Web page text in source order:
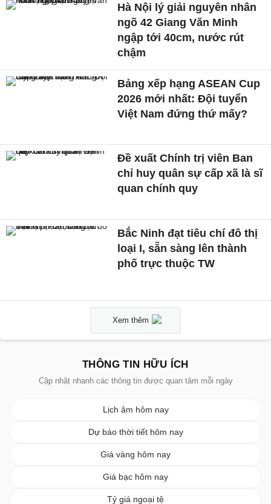
Hà Nội lý giải nguyên nhân
ngõ 42 Giang Văn Minh
ngập tới 40cm, nước rút
chậm
Bảng xếp hạng ASEAN Cup
2026 mới nhất: Đội tuyển
Việt Nam đứng thứ mấy?
Đề xuất Chính trị viên Ban
chỉ huy quân sự cấp xã là sĩ
quan chính quy
Bắc Ninh đạt tiêu chí đô thị
loại I, sẵn sàng lên thành
phố trực thuộc TW
Xem thêm
THÔNG TIN HỮU ÍCH
Cập nhật nhanh các thông tin được quan tâm mỗi ngày
Lịch âm hôm nay
Dự báo thời tiết hôm nay
Giá vàng hôm nay
Giá bạc hôm nay
Tỷ giá ngoại tệ